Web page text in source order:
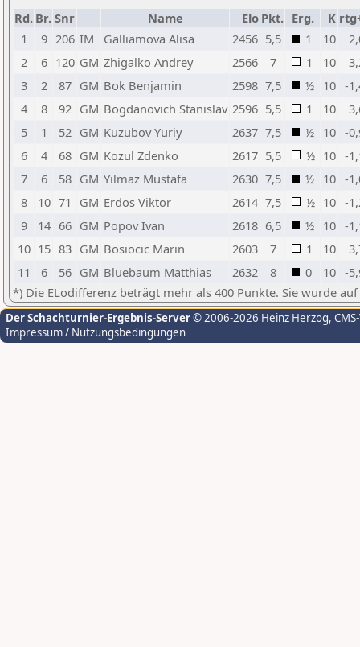
Rd. Br. Snr Name Elo Pkt. Erg. K
1
9 206 IM Galliamova Alisa 2456 5,5 1 10
2
6 120 GM Zhigalko Andrey 2566 7 1 10
3
2 87 GM Bok Benjamin 2598 7,5 ½ 10 -
4
8 92 GM Bogdanovich Stanislav 2596 5,5 1 10
5
1 52 GM Kuzubov Yuriy 2637 7,5 ½ 10 -
6
4 68 GM Kozul Zdenko 2617 5,5 ½ 10 -
7
6 58 GM Yilmaz Mustafa 2630 7,5 ½ 10 -
8
10 71 GM Erdos Viktor 2614 7,5 ½ 10 -
9
14 66 GM Popov Ivan 2618 6,5 ½ 10 -
10 15 83 GM Bosiocic Marin 2603 7 1 10
11
6 56 GM Bluebaum Matthias 2632 8 0 10 -
*) Die ELodifferenz beträgt mehr als 400 Punkte. Sie wurde
Der Schachturnier-Ergebnis-Server© 2006-2026 Heinz Herzog,
Impressum / Nutzungsbedingungen